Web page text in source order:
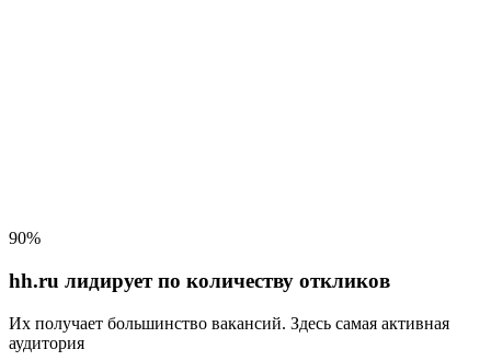
90%
hh.ru лидирует по количеству откликов
Их получает большинство вакансий. Здесь самая активная
аудитория